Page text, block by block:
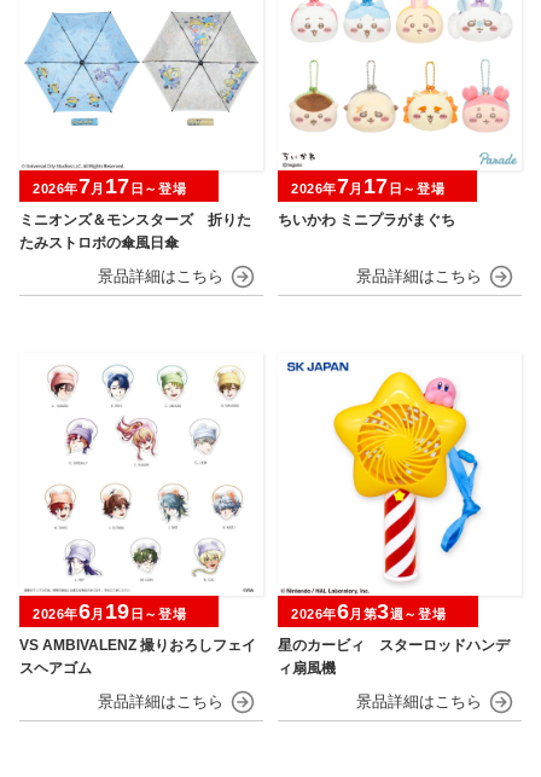
ミニオンズ＆モンスターズ 折りた
たみストロボの傘風日傘
2026年7月 17 日～登場
ちいかわ ミニプラがまぐち
2026年7月 17 日～登場
VS AMBIVALENZ 撮りおろしフェイ
スヘアゴム
2026年6月 19 日～登場
星のカービィ スターロッドハンデ
ィ扇風機
2026年6月第3週～登場